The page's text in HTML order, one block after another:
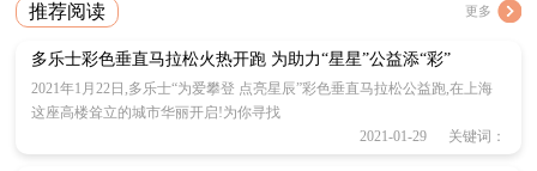
推荐阅读 更多
多乐士彩色垂直马拉松火热开跑 为助力“星星”公益添“彩”
2021年1月22日,多乐士“为爱攀登 点亮星辰”彩色垂直马拉松公益跑,在上海
这座高楼耸立的城市华丽开启!为你寻找
2021-01-29 关键词：